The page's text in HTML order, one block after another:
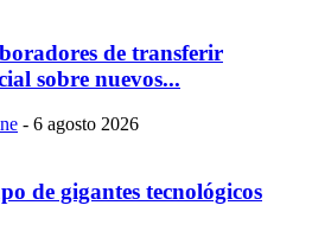
de transferir
sobre nuevos...
- 6 agosto 2026
de gigantes tecnológicos